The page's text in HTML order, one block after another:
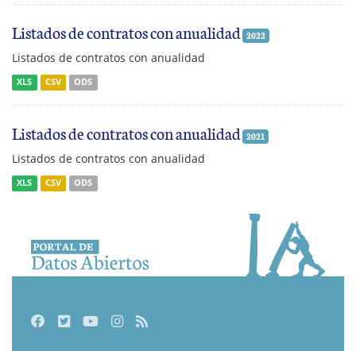
Listados de contratos con anualidad 2022
Listados de contratos con anualidad
XLS CSV ODS
Listados de contratos con anualidad 2021
Listados de contratos con anualidad
XLS CSV ODS
Facebook
TwitterYoutubeInstagram
RSS